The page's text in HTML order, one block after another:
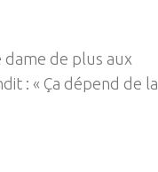
dame de plus aux
: « Ça dépend de la